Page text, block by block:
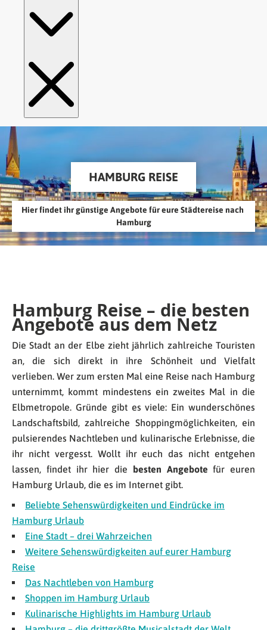
HAMBURG REISE
Hier findet ihr günstige Angebote für eure Städtereise nach
Hamburg
Hamburg Reise – die besten
Angebote aus dem Netz
Die Stadt an der Elbe zieht jährlich zahlreiche Touristen
an, die sich direkt in ihre Schönheit und Vielfalt
verlieben. Wer zum ersten Mal eine Reise nach Hamburg
unternimmt, kommt mindestens ein zweites Mal in die
Elbmetropole. Gründe gibt es viele: Ein wunderschönes
Landschaftsbild, zahlreiche Shoppingmöglichkeiten, ein
pulsierendes Nachtleben und kulinarische Erlebnisse, die
ihr nicht vergesst. Wollt ihr euch das nicht entgehen
lassen, findet ihr hier die
besten Angebote für euren
Hamburg Urlaub, die es im Internet gibt.
Beliebte Sehenswürdigkeiten und Eindrücke im
Hamburg Urlaub
Eine Stadt – drei Wahrzeichen
Weitere Sehenswürdigkeiten auf eurer Hamburg
Reise
Das Nachtleben von Hamburg
Shoppen im Hamburg Urlaub
Kulinarische Highlights im Hamburg Urlaub